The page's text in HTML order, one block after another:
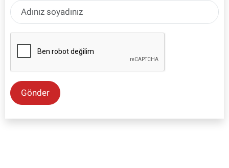
Gönder